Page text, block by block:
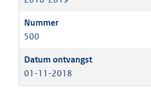
500
01-11-2018